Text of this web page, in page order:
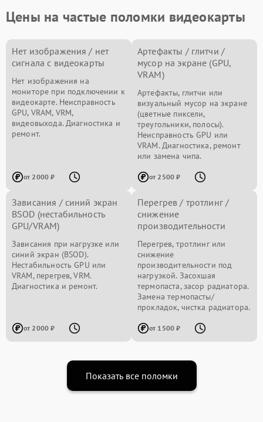
Цены на частые поломки видеокарты
Нет изображения / нет
сигнала с видеокарты
Нет изображения на
мониторе при подключении к
видеокарте. Неисправность
GPU, VRAM, VRM,
видеовыхода. Диагностика и
ремонт.
от 2000 ₽
Артефакты / глитчи /
мусор на экране (GPU,
VRAM)
Артефакты, глитчи или
визуальный мусор на экране
(цветные пиксели,
треугольники, полосы).
Неисправность GPU или
VRAM. Диагностика, ремонт
или замена чипа.
от 2500 ₽
Зависания / синий экран
BSOD (нестабильность
GPU/VRAM)
Зависания при нагрузке или
синий экран (BSOD).
Нестабильность GPU или
VRAM, перегрев, VRM.
Диагностика и ремонт.
от 2000 ₽
Перегрев / тротлинг /
снижение
производительности
Перегрев, тротлинг или
снижение
производительности под
нагрузкой. Засохшая
термопаста, засор радиатора.
Замена термопасты/
прокладок, чистка радиатора.
от 1500 ₽
Показать все поломки